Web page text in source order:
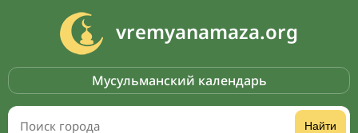
vremyanamaza.org
Мусульманский календарь
Найти